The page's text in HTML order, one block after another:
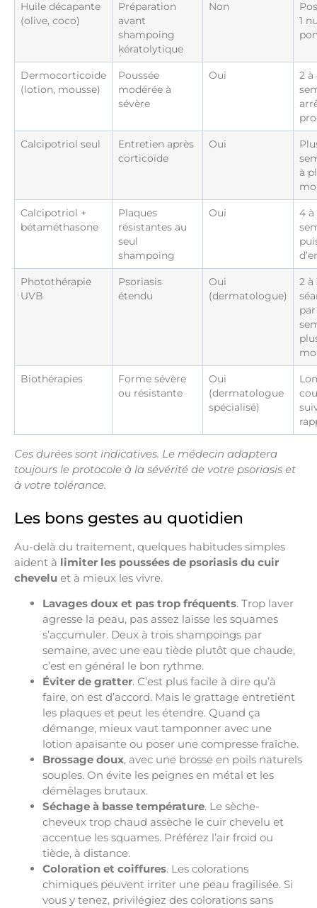
Huile décapante
(olive, coco)
Préparation
avant
shampoing
kératolytique
Non
1
Dermocorticoïde
(lotion, mousse)
Poussée
modérée à
sévère
Oui
2 à
Calcipotriol seul
Entretien après
corticoïde
Oui
à
Calcipotriol +
bétaméthasone
Plaques
résistantes au
seul
shampoing
Oui
4 à
Photothérapie
UVB
Psoriasis
étendu
Oui
(dermatologue)
2 à
par
Biothérapies
Forme sévère
ou résistante
Oui
(dermatologue
spécialisé)
Ces durées sont indicatives. Le médecin adaptera
toujours le protocole à la sévérité de votre psoriasis et
à votre tolérance.
Les bons gestes au quotidien
Au-delà du traitement, quelques habitudes simples
aident à limiter les poussées de psoriasis du cuir
chevelu et à mieux les vivre.
Lavages doux et pas trop fréquents. Trop laver
agresse la peau, pas assez laisse les squames
s’accumuler. Deux à trois shampoings par
semaine, avec une eau tiède plutôt que chaude,
c’est en général le bon rythme.
Éviter de gratter. C’est plus facile à dire qu’à
faire, on est d’accord. Mais le grattage entretient
les plaques et peut les étendre. Quand ça
démange, mieux vaut tamponner avec une
lotion apaisante ou poser une compresse fraîche.
Brossage doux, avec une brosse en poils naturels
souples. On évite les peignes en métal et les
démêlages brutaux.
Séchage à basse température. Le sèche-
cheveux trop chaud assèche le cuir chevelu et
accentue les squames. Préférez l’air froid ou
tiède, à distance.
Coloration et coiffures. Les colorations
chimiques peuvent irriter une peau fragilisée. Si
vous y tenez, privilégiez des colorations sans